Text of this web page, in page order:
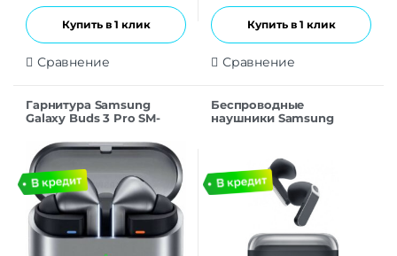
Купить в 1 клик
Сравнение
Купить в 1 клик
Сравнение
Гарнитура Samsung
Galaxy Buds 3 Pro SM-
Беспроводные
наушники Samsung